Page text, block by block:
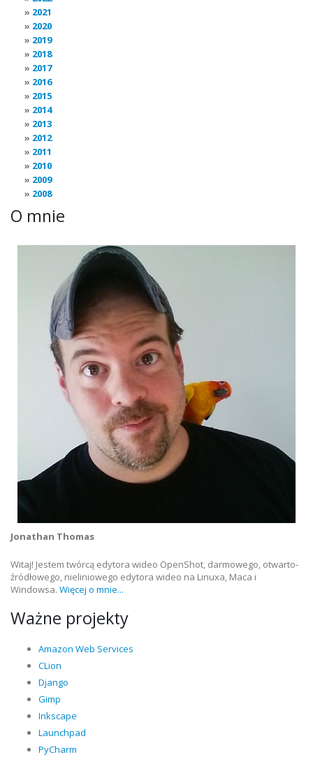
2021
2020
2019
2018
2017
2016
2015
2014
2013
2012
2011
2010
2009
2008
O mnie
Jonathan Thomas
Witaj! Jestem twórcą edytora wideo OpenShot, darmowego, otwarto-
źródłowego, nieliniowego edytora wideo na Linuxa, Maca i
Windowsa. Więcej o mnie...
Ważne projekty
Amazon Web Services
CLion
Django
Gimp
Inkscape
Launchpad
PyCharm